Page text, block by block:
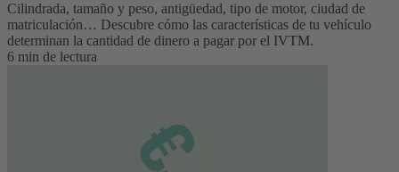
Cilindrada, tamaño y peso, antigüedad, tipo de motor, ciudad de
matriculación… Descubre cómo las características de tu vehículo
determinan la cantidad de dinero a pagar por el IVTM.
6 min de lectura